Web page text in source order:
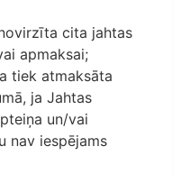
cita jahtas
apmaksai;
tiek atmaksāta
ja Jahtas
un/vai
nav iespējams